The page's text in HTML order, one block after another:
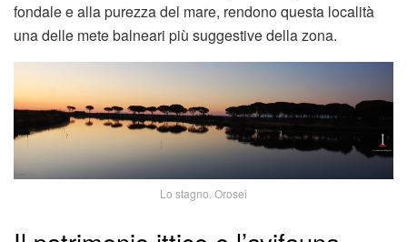
fondale e alla purezza del mare, rendono questa località
una delle mete balneari più suggestive della zona.
Lo stagno. Orosei